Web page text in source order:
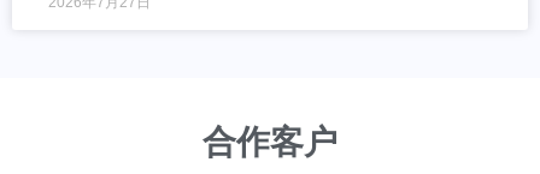
合作客户